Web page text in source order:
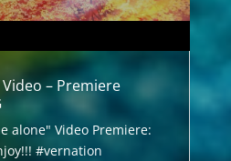
– Premiere
alone" Video Premiere:
#vernation